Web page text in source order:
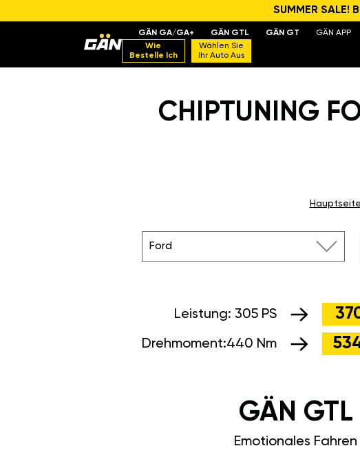
SUMMER
GÄN GA/GA+ GÄN GTL GÄN GT GÄN APP
Wie
Bestelle Ich
Wählen Sie
Ihr Auto Aus
CHIPTUNING
Hauptseite
Ford
Leistung: 305 PS
Drehmoment:440 Nm
GÄN GTL
Emotionales Fahren